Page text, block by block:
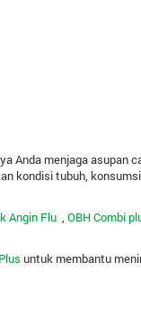
Anda menjaga asupan
kondisi tubuh,
Angin Flu, OBH Combi
untuk membantu